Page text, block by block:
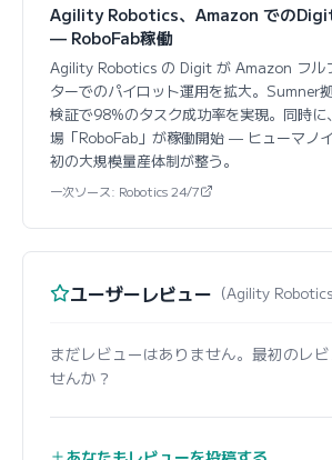
Agility Robotics、Amazon での
— RoboFab稼働
Agility Robotics の Digit が Amazon フル
ターでのパイロット運用を拡大。Sumner
検証で98%のタスク成功率を実現。同時
場「RoboFab」が稼働開始 — ヒューマノ
初の大規模量産体制が整う。
一次ソース: Robotics 24/7
ユーザーレビュー （Agility
まだレビューはありません。最初のレ
せんか？